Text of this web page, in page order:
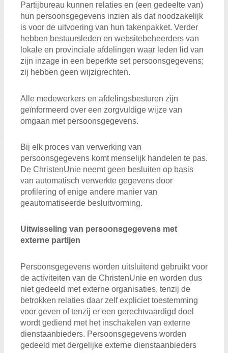
Partijbureau kunnen relaties en (een gedeelte van)
hun persoonsgegevens inzien als dat noodzakelijk
is voor de uitvoering van hun takenpakket. Verder
hebben bestuursleden en websitebeheerders van
lokale en provinciale afdelingen waar leden lid van
zijn inzage in een beperkte set persoonsgegevens;
zij hebben geen wijzigrechten.
Alle medewerkers en afdelingsbesturen zijn
geïnformeerd over een zorgvuldige wijze van
omgaan met persoonsgegevens.
Bij elk proces van verwerking van
persoonsgegevens komt menselijk handelen te pas.
De ChristenUnie neemt geen besluiten op basis
van automatisch verwerkte gegevens door
profilering of enige andere manier van
geautomatiseerde besluitvorming.
Uitwisseling van persoonsgegevens met
externe partijen
Persoonsgegevens worden uitsluitend gebruikt voor
de activiteiten van de ChristenUnie en worden dus
niet gedeeld met externe organisaties, tenzij de
betrokken relaties daar zelf expliciet toestemming
voor geven of tenzij er een gerechtvaardigd doel
wordt gediend met het inschakelen van externe
dienstaanbieders. Persoonsgegevens worden
gedeeld met dergelijke externe dienstaanbieders